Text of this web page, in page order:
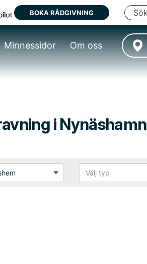
BOKA RÅDGIVNING
Minnessidor Om oss
i Nynäshamn
Välj typ